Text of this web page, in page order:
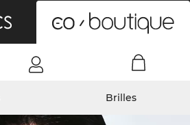
Brilles